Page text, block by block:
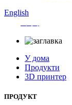
English
У дома
Продукти
3D принтер
ПРОДУКТ